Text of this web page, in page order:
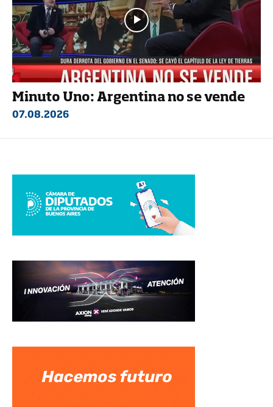
Minuto Uno: Argentina no se vende
07.08.2026